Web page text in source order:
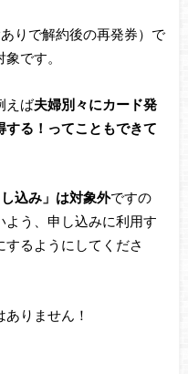
りで解約後の再発券）で
です。
えば夫婦別々にカード発
る！ってこともできて
込み」は対象外ですの
よう、申し込みに利用す
るようにしてくださ
りません！